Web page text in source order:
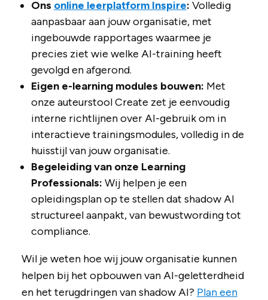
Ons online leerplatform Inspire: Volledig
aanpasbaar aan jouw organisatie, met
ingebouwde rapportages waarmee je
precies ziet wie welke AI-training heeft
gevolgd en afgerond.
Eigen e-learning modules bouwen: Met
onze auteurstool Create zet je eenvoudig
interne richtlijnen over AI-gebruik om in
interactieve trainingsmodules, volledig in de
huisstijl van jouw organisatie.
Begeleiding van onze Learning
Professionals: Wij helpen je een
opleidingsplan op te stellen dat shadow AI
structureel aanpakt, van bewustwording tot
compliance.
Wil je weten hoe wij jouw organisatie kunnen
helpen bij het opbouwen van AI-geletterdheid
en het terugdringen van shadow AI? Plan een